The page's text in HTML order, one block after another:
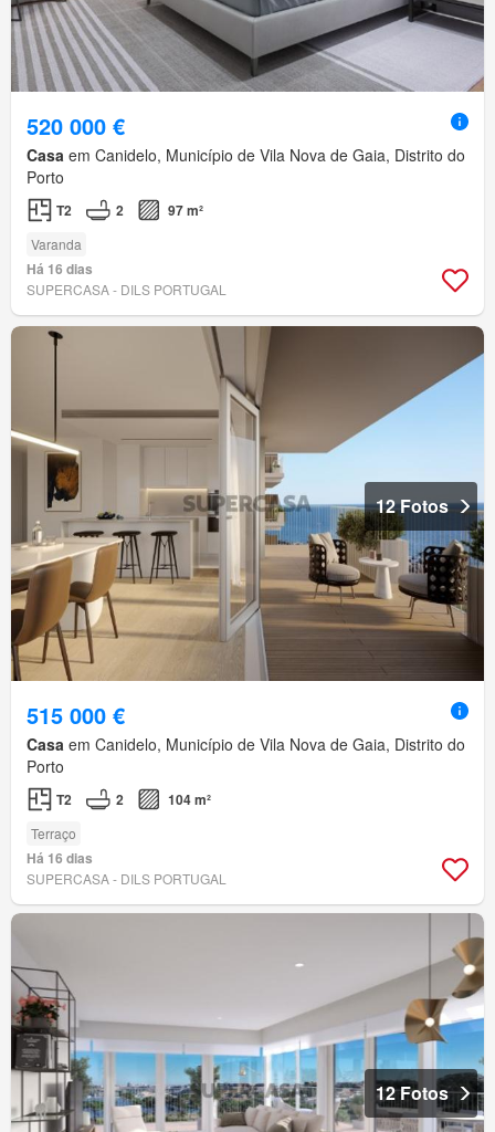
520 000 €
Casa em Canidelo, Município de Vila Nova de Gaia, Distrito do
Porto
T2 2 97 m²
Varanda
Há 16 dias
SUPERCASA - DILS PORTUGAL
12 Fotos
515 000 €
Casa em Canidelo, Município de Vila Nova de Gaia, Distrito do
Porto
T2 2 104 m²
Terraço
Há 16 dias
SUPERCASA - DILS PORTUGAL
12 Fotos